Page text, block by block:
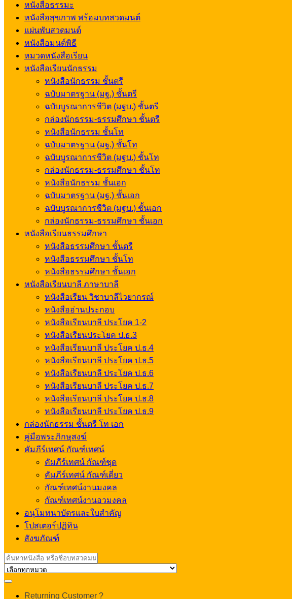
หนังสือธรรมะ
หนังสือสุขภาพ พร้อมบทสวดมนต์
แผ่นพับสวดมนต์
หนังสือมนต์พิธี
หมวดหนังสือเรียน
หนังสือเรียนนักธรรม
หนังสือนักธรรม ชั้นตรี
ฉบับมาตรฐาน (มฐ.) ชั้นตรี
ฉบับบูรณาการชีวิต (มฐบ.) ชั้นตรี
กล่องนักธรรม-ธรรมศึกษา ชั้นตรี
หนังสือนักธรรม ชั้นโท
ฉบับมาตรฐาน (มฐ.) ชั้นโท
ฉบับบูรณาการชีวิต (มฐบ.) ชั้นโท
กล่องนักธรรม-ธรรมศึกษา ชั้นโท
หนังสือนักธรรม ชั้นเอก
ฉบับมาตรฐาน (มฐ.) ชั้นเอก
ฉบับบูรณาการชีวิต (มฐบ.) ชั้นเอก
กล่องนักธรรม-ธรรมศึกษา ชั้นเอก
หนังสือเรียนธรรมศึกษา
หนังสือธรรมศึกษา ชั้นตรี
หนังสือธรรมศึกษา ชั้นโท
หนังสือธรรมศึกษา ชั้นเอก
หนังสือเรียนบาลี ภาษาบาลี
หนังสือเรียน วิชาบาลีไวยากรณ์
หนังสืออ่านประกอบ
หนังสือเรียนบาลี ประโยค 1-2
หนังสือเรียนประโยค ป.ธ.3
หนังสือเรียนบาลี ประโยค ป.ธ.4
หนังสือเรียนบาลี ประโยค ป.ธ.5
หนังสือเรียนบาลี ประโยค ป.ธ.6
หนังสือเรียนบาลี ประโยค ป.ธ.7
หนังสือเรียนบาลี ประโยค ป.ธ.8
หนังสือเรียนบาลี ประโยค ป.ธ.9
กล่องนักธรรม ชั้นตรี โท เอก
คู่มือพระภิกษุสงฆ์
คัมภีร์เทศน์ กัณฑ์เทศน์
คัมภีร์เทศน์ กัณฑ์ชุด
คัมภีร์เทศน์ กัณฑ์เดี่ยว
กัณฑ์เทศน์งานมงคล
กัณฑ์เทศน์งานอวมงคล
อนุโมทนาบัตรและใบสำคัญ
โปสเตอร์ปฏิทิน
สังฆภัณฑ์
Search
for:
Returning Customer ?